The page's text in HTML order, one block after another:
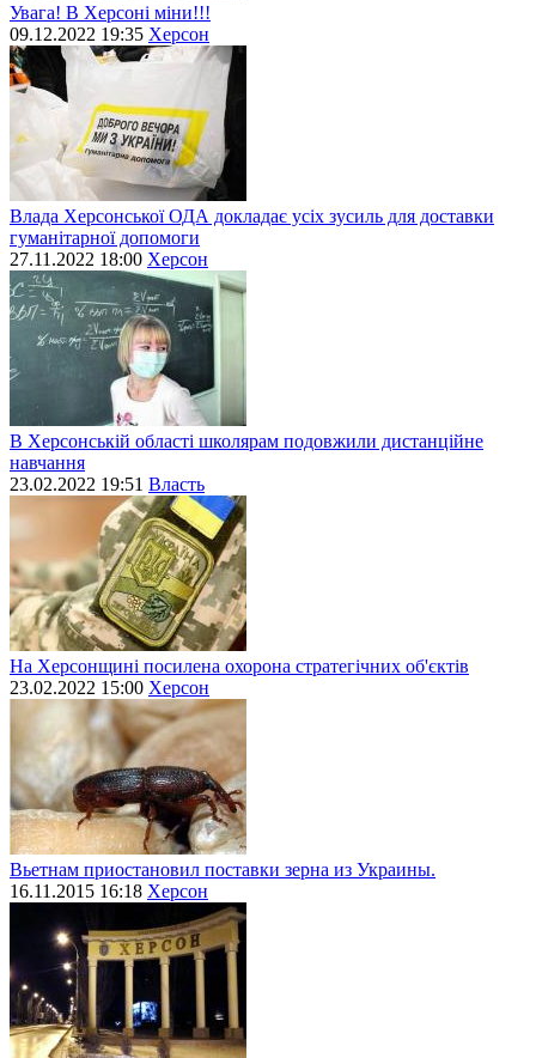
Увага! В Херсоні міни!!!
09.12.2022 19:35 Херсон
Влада Херсонської ОДА докладає усіх зусиль для доставки
гуманітарної допомоги
27.11.2022 18:00 Херсон
В Херсонській області школярам подовжили дистанційне
навчання
23.02.2022 19:51 Власть
На Херсонщині посилена охорона стратегічних об'єктів
23.02.2022 15:00 Херсон
Вьетнам приостановил поставки зерна из Украины.
16.11.2015 16:18 Херсон